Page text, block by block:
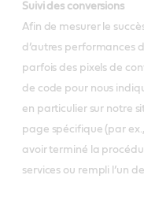
Suivi des conversions
Afin de mesurer le
d’autres performances
parfois des pixels de
de code pour nous
en particulier sur notre
page spécifique (par
avoir terminé la
services ou rempli l’un